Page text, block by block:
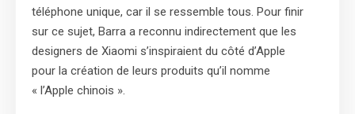
téléphone unique, car il se ressemble tous. Pour finir
sur ce sujet, Barra a reconnu indirectement que les
designers de Xiaomi s’inspiraient du côté d’Apple
pour la création de leurs produits qu’il nomme
« l’Apple chinois ».